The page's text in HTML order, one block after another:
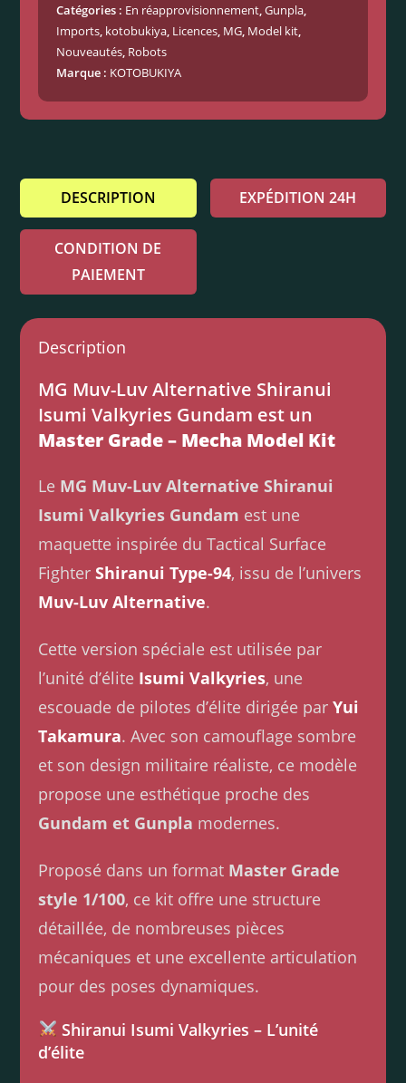
Catégories : En réapprovisionnement ,Gunpla
Imports kotobukiya Licences MG Model kit
Nouveautés Robots
Marque : KOTOBUKIYA
DESCRIPTION EXPÉDITION 24H
CONDITION DE
PAIEMENT
Description
MG Muv-Luv Alternative Shiranui
Isumi Valkyries Gundam est un
Master Grade – Mecha Model Kit
Le MG Muv-Luv Alternative Shiranui
Isumi Valkyries Gundam est une
maquette inspirée du Tactical Surface
FighterShiranui Type-94, issu de l’univers
Muv-Luv Alternative.
Cette version spéciale est utilisée par
l’unité d’élite Isumi Valkyries, une
escouade de pilotes d’élite dirigée parYui
Takamura. Avec son camouflage sombre
et son design militaire réaliste, ce modèle
propose une esthétique proche des
Gundam et Gunpla modernes.
Proposé dans un format Master Grade
style 1/100, ce kit offre une structure
détaillée, de nombreuses pièces
mécaniques et une excellente articulation
pour des poses dynamiques.
Shiranui Isumi Valkyries – L’unité
d’élite